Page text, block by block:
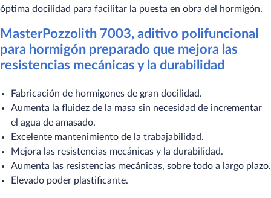
óptima docilidad para facilitar la puesta en obra del hormigón.
MasterPozzolith 7003, aditivo polifuncional
para hormigón preparado que mejora las
resistencias mecánicas y la durabilidad
Fabricación de hormigones de gran docilidad.
Aumenta la fluidez de la masa sin necesidad de incrementar
el agua de amasado.
Excelente mantenimiento de la trabajabilidad.
Mejora las resistencias mecánicas y la durabilidad.
Aumenta las resistencias mecánicas, sobre todo a largo plazo.
Elevado poder plastificante.